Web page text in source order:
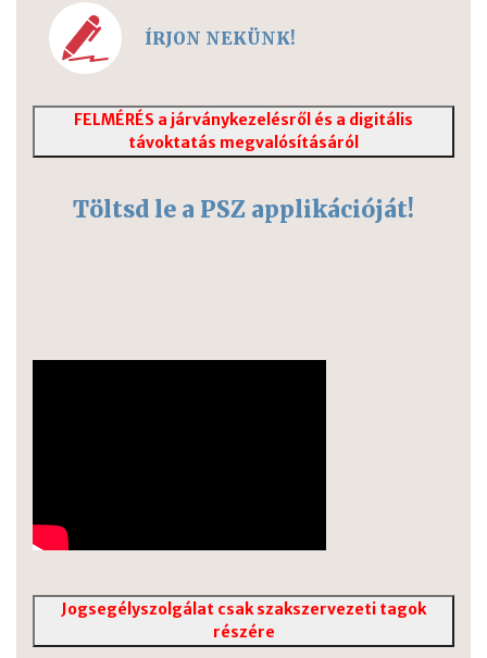
ÍRJON NEKÜNK!
FELMÉRÉS a járványkezelésről és a digitális
távoktatás megvalósításáról
Töltsd le a PSZ applikációját!
Jogsegélyszolgálat csak szakszervezeti tagok
részére